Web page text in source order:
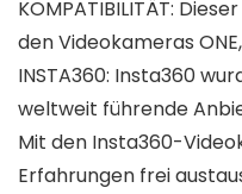
KOMPATIBILITÄT:
den Videokameras
INSTA360: Insta360
weltweit führende
Mit den Insta360-
Erfahrungen frei